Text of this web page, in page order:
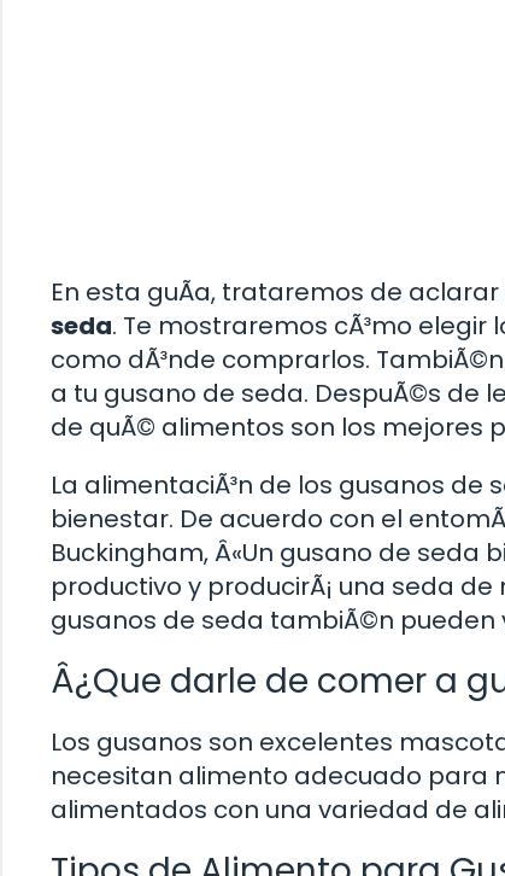
En esta guÃ­a, trataremos de
seda. Te mostraremos cÃ³mo
como dÃ³nde comprarlos.
a tu gusano de seda. DespuÃ©s de
de quÃ© alimentos son los mejores
La alimentaciÃ³n de los gusanos
bienestar. De acuerdo con el
Buckingham, Â«Un gusano de seda
productivo y producirÃ¡ una seda
gusanos de seda tambiÃ©n pueden
Â¿Que darle de comer a
Los gusanos son excelentes
necesitan alimento adecuado para
alimentados con una variedad de